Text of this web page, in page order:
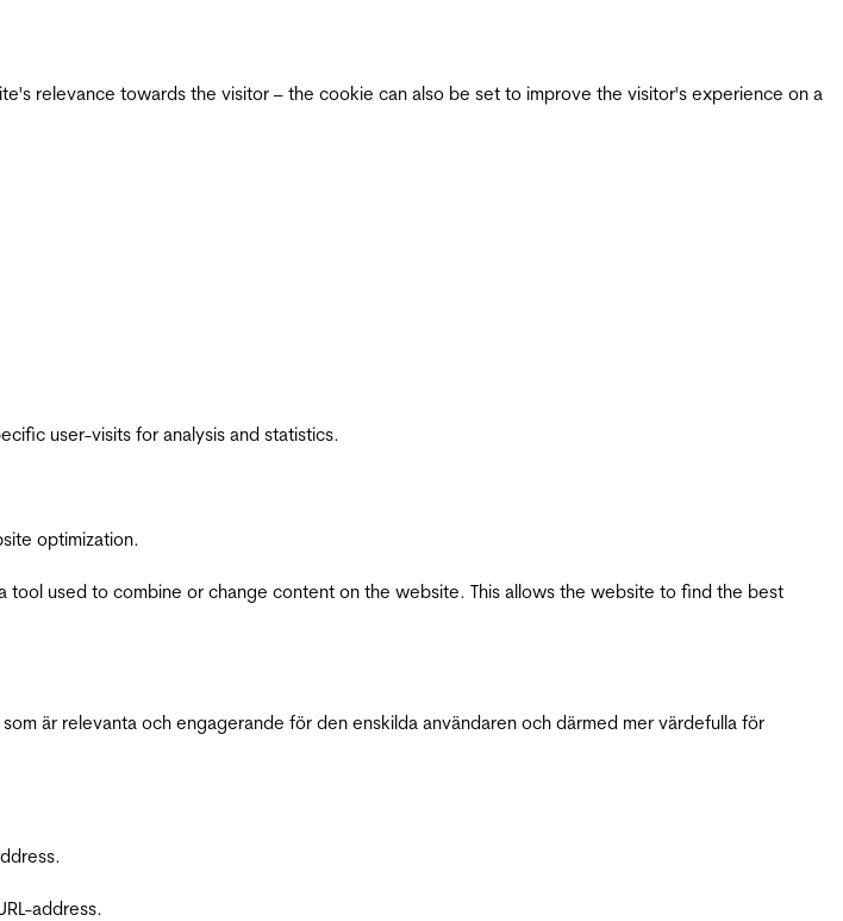
relevance towards the visitor – the cookie can also be set to improve the visitor's experience on a
user-visits for analysis and statistics.
optimization.
used to combine or change content on the website. This allows the website to find the best
är relevanta och engagerande för den enskilda användaren och därmed mer värdefulla för
address.